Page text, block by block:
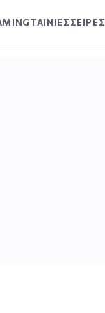
ΤΑΙΝΙΕΣΣΕΙΡΕΣ